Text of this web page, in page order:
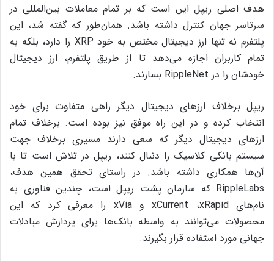
هدف اصلی ریپل این است که بر تمام معاملات بین‌المللی در
سرتاسر جهان کنترل داشته باشد. همان‌طور که گفته شد، این
پلتفرم نه تنها ارز دیجیتال مختص به خود XRP را دارد، بلکه به
تمام کاربران اجازه می‌دهد تا از طریق پلتفرم، ارز دیجیتال
خودشان را در RippleNet بسازند.
ریپل برخلاف ارزهای دیجیتال دیگر راهی متفاوت برای خود
انتخاب کرده و در این راه موفق نیز بوده است. برخلاف تمام
ارزهای دیجیتال دیگر که سعی دارند مسیری برخلاف جهت
سیستم بانکی کلاسیک را دنبال کنند، ریپل در تلاش است تا با
آن‌ها همکاری داشته باشد. در راستای تحقق همین هدف،
RippleLabs که سازمان پشت ریپل است، چندین فناوری به
نام‌های xCurrent ،xRapid و xVia را معرفی کرد که این
محصولات می‌توانند به واسطه‌ بانک‌ها برای پردازش مبادلات
جهانی مورد استفاده قرار بگیرند.